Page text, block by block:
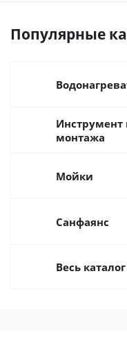
Популярные
монтажа
Мойки
Санфаянс
Весь каталог